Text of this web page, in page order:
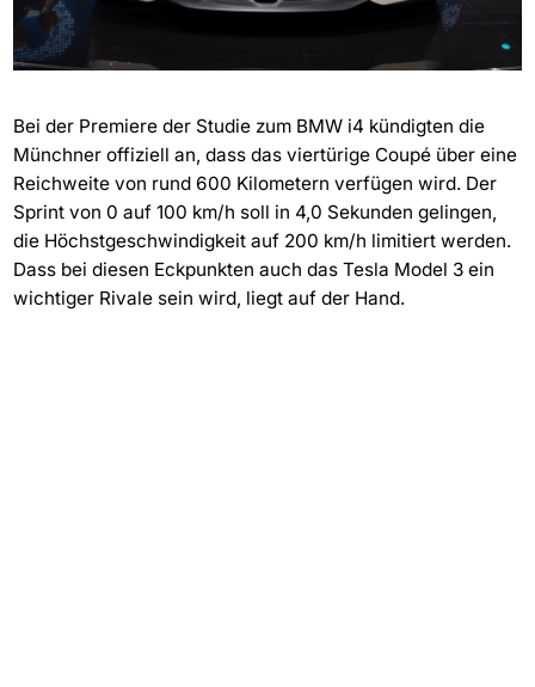
Bei der Premiere der Studie zum BMW i4 kündigten die
Münchner offiziell an, dass das viertürige Coupé über eine
Reichweite von rund 600 Kilometern verfügen wird. Der
Sprint von 0 auf 100 km/h soll in 4,0 Sekunden gelingen,
die Höchstgeschwindigkeit auf 200 km/h limitiert werden.
Dass bei diesen Eckpunkten auch das Tesla Model 3 ein
wichtiger Rivale sein wird, liegt auf der Hand.